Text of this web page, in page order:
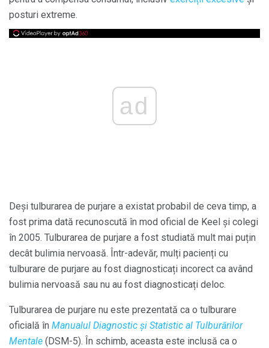
posturi extreme.
ad
Deși tulburarea de purjare a existat probabil de ceva timp, a
fost prima dată recunoscută în mod oficial de Keel și colegi
în 2005. Tulburarea de purjare a fost studiată mult mai puțin
decât bulimia nervoasă. Într-adevăr, mulți pacienți cu
tulburare de purjare au fost diagnosticați incorect ca având
bulimia nervoasă sau nu au fost diagnosticați deloc.
Tulburarea de purjare nu este prezentată ca o tulburare
oficială în Manualul Diagnostic și Statistic al Tulburărilor
Mentale (DSM-5). În schimb, aceasta este inclusă ca o